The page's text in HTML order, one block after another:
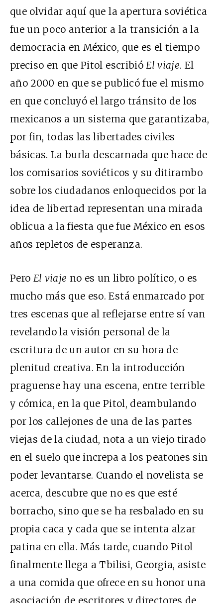
que olvidar aquí que la apertura soviética
fue un poco anterior a la transición a la
democracia en México, que es el tiempo
preciso en que Pitol escribió El viaje. El
año 2000 en que se publicó fue el mismo
en que concluyó el largo tránsito de los
mexicanos a un sistema que garantizaba,
por fin, todas las libertades civiles
básicas. La burla descarnada que hace de
los comisarios soviéticos y su ditirambo
sobre los ciudadanos enloquecidos por la
idea de libertad representan una mirada
oblicua a la fiesta que fue México en esos
años repletos de esperanza.
Pero El viaje no es un libro político, o es
mucho más que eso. Está enmarcado por
tres escenas que al reflejarse entre sí van
revelando la visión personal de la
escritura de un autor en su hora de
plenitud creativa. En la introducción
praguense hay una escena, entre terrible
y cómica, en la que Pitol, deambulando
por los callejones de una de las partes
viejas de la ciudad, nota a un viejo tirado
en el suelo que increpa a los peatones sin
poder levantarse. Cuando el novelista se
acerca, descubre que no es que esté
borracho, sino que se ha resbalado en su
propia caca y cada que se intenta alzar
patina en ella. Más tarde, cuando Pitol
finalmente llega a Tbilisi, Georgia, asiste
a una comida que ofrece en su honor una
asociación de escritores y directores de